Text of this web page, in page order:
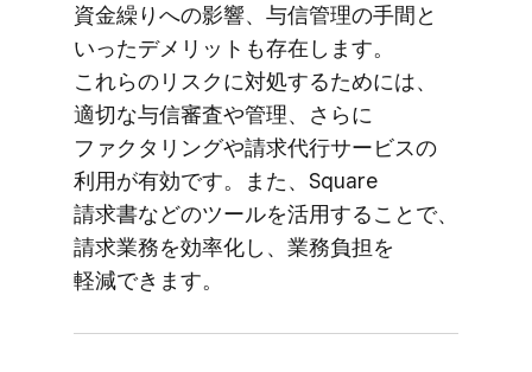
資金繰りへの​影響、​与信管理の​手間と​
いった​デメリットも​存在します。​
これらの​リスクに​対処する​ためには、​
適切な​与信審査や​管理、​さらに​
ファクタリングや​請求代行サービスの​
利用が​有効です。​また、​Square
請求書などの​ツールを​活用する​ことで、​
請求業務を​効率化し、​業務負担を​
軽減できます。